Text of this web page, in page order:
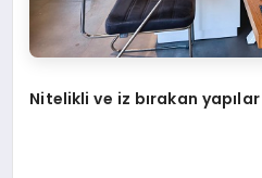
Nitelikli ve iz bırakan